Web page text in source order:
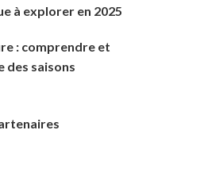
à explorer en 2025
: comprendre et
des saisons